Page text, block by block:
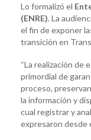
Lo formalizó el
(ENRE). La
el fin de exponer
transición en
“La realización de
primordial de
proceso,
la información y
cual registrar y
expresaron desde